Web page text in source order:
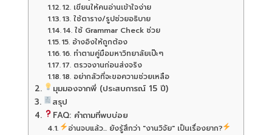
12. เขียนให้คนอ่านเข้าใจง่าย
13. ใช้ตาราง/รูปช่วยอธิบาย
14. ใช้ Grammar Check ช่วย
15. อ้างอิงให้ถูกต้อง
16. ทำตามคู่มือมหาวิทยาลัยเป๊ะๆ
17. ตรวจงานก่อนส่งจริง
18. อย่ากลัวที่จะขอความช่วยเหลือ
มุมมองจากพี่ (ประสบการณ์ 15 ปี)
สรุป
FAQ: คำถามที่พบบ่อย
อ่านจบแล้ว... ยังรู้สึกว่า "งานวิจัย" เป็นเรื่องยาก?